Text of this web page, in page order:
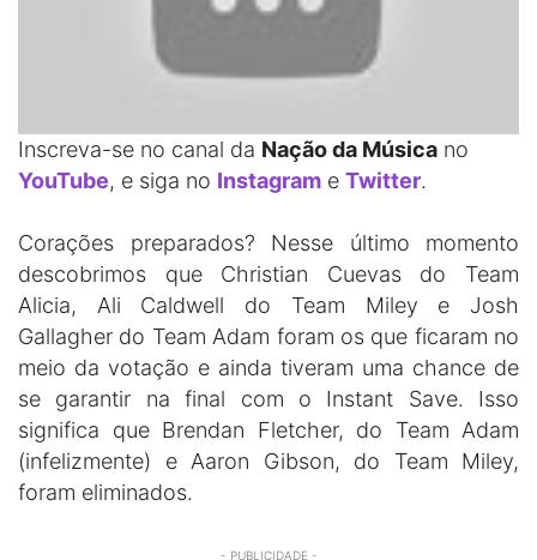
Inscreva-se no canal da Nação da Música no
YouTube, e siga no Instagram e Twitter.
Corações preparados? Nesse último momento
descobrimos que Christian Cuevas do Team
Alicia, Ali Caldwell do Team Miley e Josh
Gallagher do Team Adam foram os que ficaram no
meio da votação e ainda tiveram uma chance de
se garantir na final com o Instant Save. Isso
significa que Brendan Fletcher, do Team Adam
(infelizmente) e Aaron Gibson, do Team Miley,
foram eliminados.
- PUBLICIDADE -